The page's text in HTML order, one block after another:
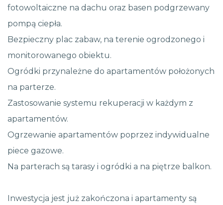
fotowoltaiczne na dachu oraz basen podgrzewany
pompą ciepła.
Bezpieczny plac zabaw, na terenie ogrodzonego i
monitorowanego obiektu.
Ogródki przynależne do apartamentów położonych
na parterze.
Zastosowanie systemu rekuperacji w każdym z
apartamentów.
Ogrzewanie apartamentów poprzez indywidualne
piece gazowe.
Na parterach są tarasy i ogródki a na piętrze balkon.
Inwestycja jest już zakończona i apartamenty są